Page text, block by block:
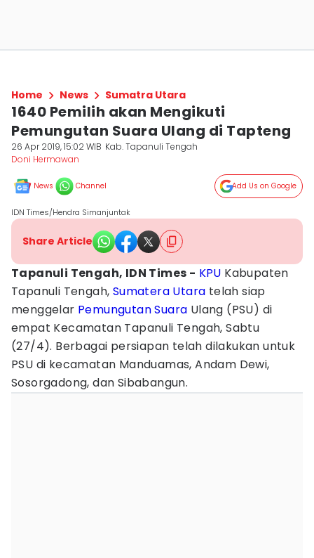
Home News Sumatra Utara
1640 Pemilih akan Mengikuti
Pemungutan Suara Ulang di Tapteng
26 Apr 2019, 15:02 WIB Kab. Tapanuli Tengah
Doni Hermawan
News Channel Add Us on Google
IDN Times/Hendra Simanjuntak
Share Article
Tapanuli Tengah, IDN Times - KPU Kabupaten
Tapanuli Tengah, Sumatera Utara telah siap
menggelar Pemungutan Suara Ulang (PSU) di
empat Kecamatan Tapanuli Tengah, Sabtu
(27/4). Berbagai persiapan telah dilakukan untuk
PSU di kecamatan Manduamas, Andam Dewi,
Sosorgadong, dan Sibabangun.